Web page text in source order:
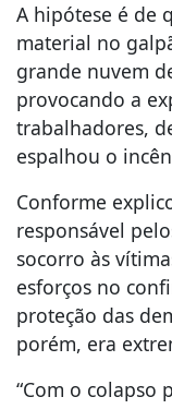
A hipótese é de
material no
grande nuvem
provocando a
trabalhadores,
espalhou o
Conforme
responsável
socorro às
esforços no
proteção das
porém, era
“Com o colapso